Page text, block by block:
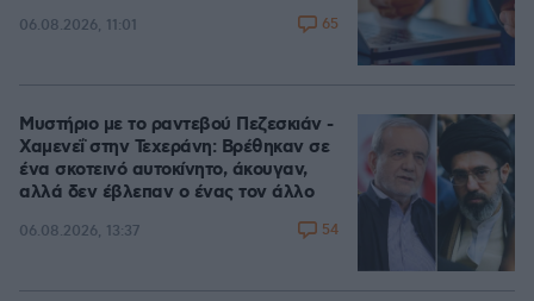
06.08.2026, 11:01 65
Μυστήριο με το ραντεβού Πεζεσκιάν -
Χαμενεΐ στην Τεχεράνη: Βρέθηκαν σε
ένα σκοτεινό αυτοκίνητο, άκουγαν,
αλλά δεν έβλεπαν ο ένας τον άλλο
06.08.2026, 13:37 54